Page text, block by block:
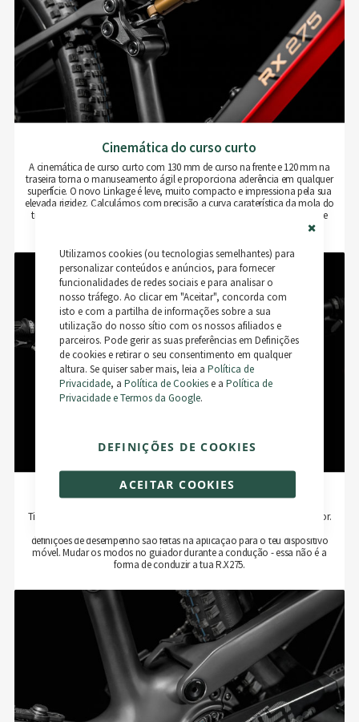
Cookie
Utilizamos cookies (ou tecnologias semelhantes) para
personalizar conteúdos e anúncios, para fornecer
funcionalidades de redes sociais e para analisar o
nosso tráfego. Ao clicar em "Aceitar", concorda com
isto e com a partilha de informações sobre a sua
utilização do nosso sítio com os nossos afiliados e
parceiros. Pode gerir as suas preferências em Definições
de cookies e retirar o seu consentimento em qualquer
altura. Se quiser saber mais, leia a Política de
Privacidade, a Política de Cookiese a Política de
Privacidade e Termos da Google.
ACEITAR COOKIES
DEFINIÇÕES DE COOKIES
Cinemática do curso curto
A cinemática de curso curto com 130 mm de curso na frente e 120 mm na
traseira torna o manuseamento ágil e proporciona aderência em qualquer
superfície. O novo Linkage é leve, muito compacto e impressiona pela sua
elevada rigidez. Calculámos com precisão a curva caraterística da mola do
triângulo traseiro em simulações e combinámo-las com experiências de
Ecrã integrado
Tirámos o visor da vista direta. Está integrado no centro do tubo superior.
definições de desempenho são feitas na aplicação para o teu dispositivo
móvel. Mudar os modos no guiador durante a condução - essa não é a
forma de conduzir a tua R.X275.